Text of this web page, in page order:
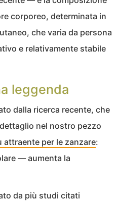
corporeo, determinata in
che varia da persona
e relativamente stabile
leggenda
dalla ricerca recente, che
nel nostro pezzo
attraente per le zanzare:
— aumenta la
da più studi citati